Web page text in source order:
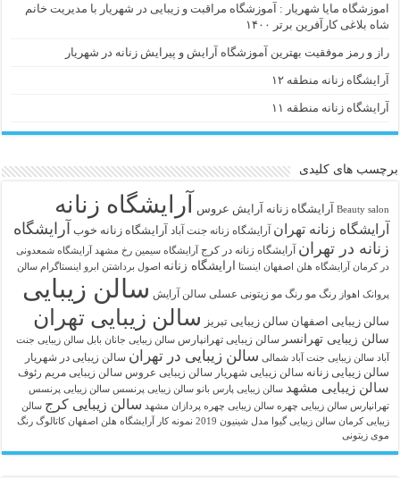
اموزشگاه مایا شهریار : آموزشگاه مراقبت و زیبایی در شهریار با مدیریت خانم
شاه بلاغی کارآفرین برتر ۱۴۰۰
راز و رمز موفقیت بهترین آموزشگاه آرایش و پیرایش زنانه در شهریار
آرایشگاه زنانه منطقه ۱۲
آرایشگاه زنانه منطقه ۱۱
برچسب های کلیدی
Beauty salon آرايشگاه زنانه آرایش عروس آرایشگاه زنانه
آرایشگاه زنانه تهران آرایشگاه زنانه جنت آباد آرایشگاه زنانه خوب آرایشگاه
زنانه در تهران آرایشگاه زنانه در کرج آرایشگاه سیمین رخ مشهد
آرایشگاه شمعدونی
در کرمان آرایشگاه هلن اصفهان اینستا ارایشگاه زنانه اصول برداشتن ابرو اینستاگرام سالن
پروانک اهواز رنگ مو رنگ مو زیتونی عسلی سالن آرایش سالن زیبایی
سالن زیبایی اصفهان سالن زیبایی تبریز سالن زیبایی تهران
سالن زیبایی تهرانسر سالن زیبایی تهرانپارس سالن زیبایی جانان بابل سالن زیبایی جنت
آباد سالن زیبایی جنت آباد شمالی سالن زیبایی در تهران سالن زیبایی در شهریار
سالن زیبایی زنانه سالن زیبایی شهریار سالن زیبایی عروس سالن زیبایی مریم رئوف
سالن زیبایی مشهد سالن زیبایی پارس بانو سالن زیبایی پرنسس سالن زیبایی پرنسس
تهرانپارس سالن زیبایی چهره سالن زیبایی چهره پردازان مشهد سالن زیبایی کرج سالن
زیبایی کرمان سالن زیبایی گیوا مدل شینیون 2019 نمونه کار آرایشگاه هلن اصفهان کاتالوگ رنگ
موی زیتونی